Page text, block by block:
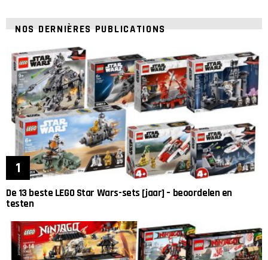
NOS DERNIÈRES PUBLICATIONS
De 13 beste LEGO Star Wars-sets [jaar] – beoordelen en
testen